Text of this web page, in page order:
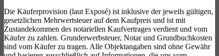
Die Käuferprovision (laut Exposé) ist inklusive der jeweils gültigen,
gesetzlichen Mehrwertsteuer auf dem Kaufpreis und ist mit
Zustandekommen des notariellen Kaufvertrages verdient und vom
Käufer zu zahlen. Grunderwerbsteuer, Notar und Grundbuchkosten
sind vom Käufer zu tragen. Alle Objektangaben sind ohne Gewähr